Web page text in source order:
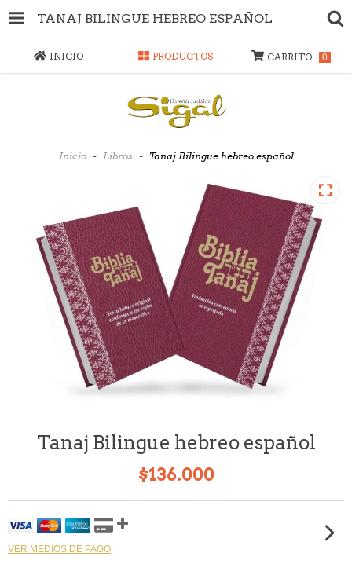
TANAJ BILINGUE HEBREO ESPAÑOL
INICIO PRODUCTOS CARRITO 0
Inicio - Libros - Tanaj Bilingue hebreo español
Tanaj Bilingue hebreo español
$136.000
VER MEDIOS DE PAGO